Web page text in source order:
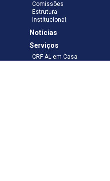
Comissões
Estrutura
Institucional
Notícias
Serviços
CRF-AL em Casa